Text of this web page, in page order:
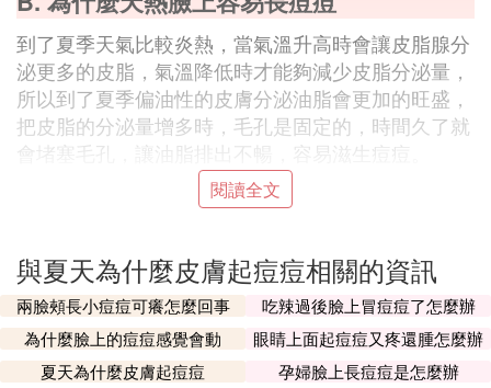
到了夏季天氣比較炎熱，當氣溫升高時會讓皮脂腺分
泌更多的皮脂，氣溫降低時才能夠減少皮脂分泌量，
所以到了夏季偏油性的皮膚分泌油脂會更加的旺盛，
把皮脂的分泌量增多時，毛孔是固定的，時間久了就
會堵塞毛孔，讓油脂排出不暢，容易滋生痘痘。
有一部分油性皮膚在夏季容易出現長痘的情況，這主
要是因為大量的油脂沒有及時清除，從而堵塞了毛孔
至感染。
養成每天早晚洗臉的好習慣，盡量使用溫水，這樣可
以更好的清潔皮膚，千萬不能用手擠或者抓撓痘痘的
地方，要講究個人衛生，洗臉的次數也不能太勤也不
閱讀全文
與夏天為什麼皮膚起痘痘相關的資訊
兩臉頰長小痘痘可癢怎麼回事
吃辣過後臉上冒痘痘了怎麼辦
為什麼臉上的痘痘感覺會動
眼睛上面起痘痘又疼還腫怎麼辦
夏天為什麼皮膚起痘痘
孕婦臉上長痘痘是怎麼辦